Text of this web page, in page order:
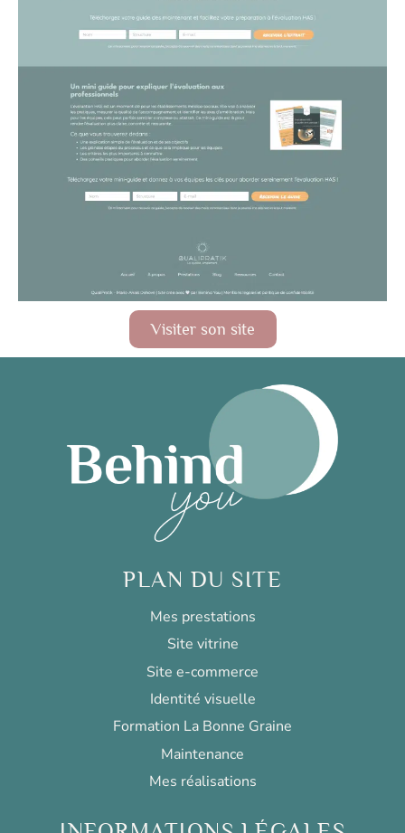
Visiter son site
PLAN DU SITE
Mes prestations
Site vitrine
Site e-commerce
Identité visuelle
Formation La Bonne Graine
Maintenance
Mes réalisations